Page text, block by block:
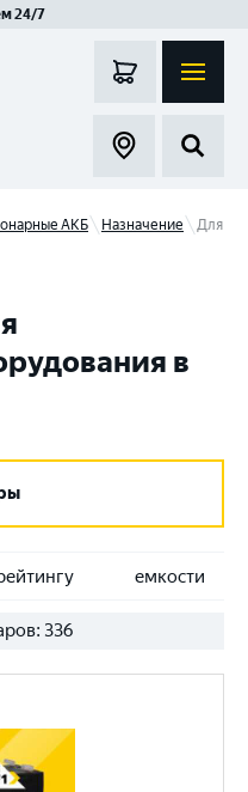
24/7
АКБ Назначение
Для
в
емкости
336